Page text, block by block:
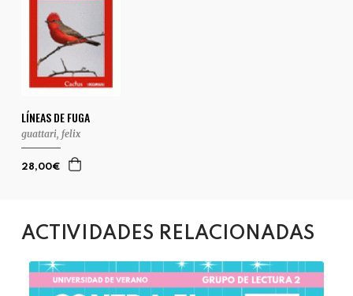
LÍNEAS DE FUGA
guattari, felix
28,00€
ACTIVIDADES RELACIONADAS